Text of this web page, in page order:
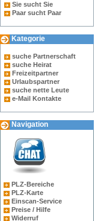
Sie sucht Sie
Paar sucht Paar
Kategorie
suche Partnerschaft
suche Heirat
Freizeitpartner
Urlaubspartner
suche nette Leute
e-Mail Kontakte
Navigation
PLZ-Bereiche
PLZ-Karte
Einscan-Service
Preise / Hilfe
Widerruf